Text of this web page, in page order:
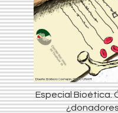
Especial Bioética.